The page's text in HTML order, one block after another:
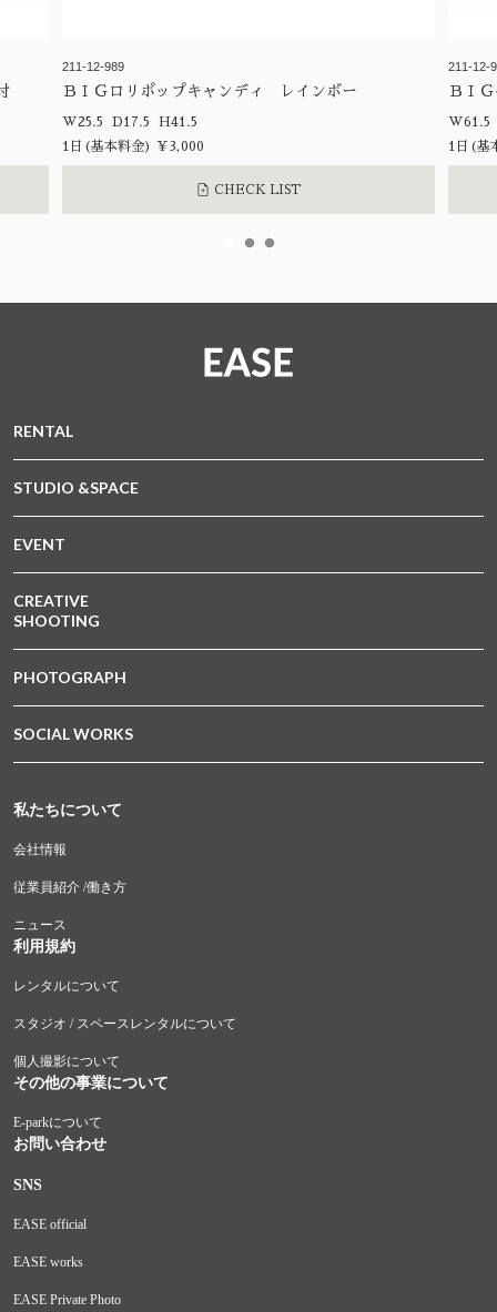
211-12-989
ＢＩＧロリポップキャンディ レインボー
W25.5 D17.5 H41.5
1日(基本料金) ¥3,000
CHECK LIST
211-12-
ＢＩ
1日(基
RENTAL
STUDIO &SPACE
EVENT
CREATIVE
SHOOTING
PHOTOGRAPH
SOCIAL WORKS
私たちについて
会社情報
従業員紹介 /働き方
ニュース
利用規約
レンタルについて
スタジオ / スペースレンタルについて
個人撮影について
その他の事業について
E-parkについて
お問い合わせ
SNS
EASE official
EASE works
EASE Private Photo